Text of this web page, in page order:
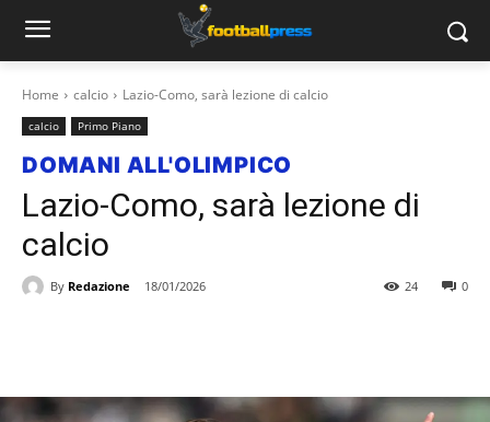
Home calcio Lazio-Como, sarà lezione di calcio
calcio Primo Piano
DOMANI ALL'OLIMPICO
Lazio-Como, sarà lezione di
calcio
By Redazione 18/01/2026 0
24